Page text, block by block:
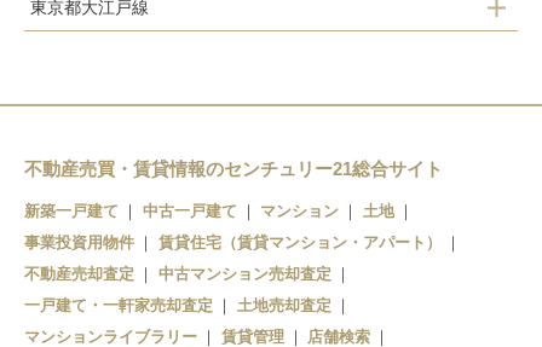
東京都大江戸線
豊島園
光が丘
不動産売買・賃貸情報のセンチュリー21総合サイト
新築一戸建て 中古一戸建て マンション
土地
事業投資用物件
賃貸住宅（賃貸マンション・アパート）
不動産売却査定
中古マンション売却査定
一戸建て・一軒家売却査定
土地売却査定
マンションライブラリー
賃貸管理
店舗検索